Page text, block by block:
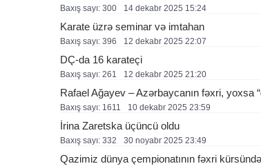
Baxış sayı: 300 14 dekabr 2025 15:24
Karate üzrə seminar və imtahan
Baxış sayı: 396 12 dekabr 2025 22:07
DÇ-da 16 karateçi
Baxış sayı: 261 12 dekabr 2025 21:20
Rafael Ağayev – Azərbaycanın fəxri, yoxsa
Baxış sayı: 1611 10 dekabr 2025 23:59
İrina Zaretska üçüncü oldu
Baxış sayı: 332 30 noyabr 2025 23:49
Qazimiz dünya çempionatının fəxri kürsündə